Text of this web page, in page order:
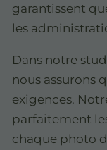
garantissent
les
Dans notre
nous assurons
exigences.
parfaitement
chaque photo